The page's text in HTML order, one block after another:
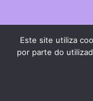
Este site utiliza
por parte do